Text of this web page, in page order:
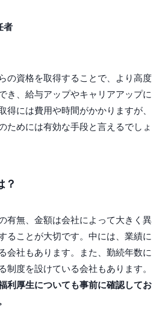
者
の資格を取得することで、より高度
き、給与アップやキャリアアップに
得には費用や時間がかかりますが、
ためには有効な手段と言えるでしょ
？
有無、金額は会社によって大きく異
ることが大切です。中には、業績に
会社もあります。また、勤続年数に
制度を設けている会社もあります。
利厚生についても事前に確認してお